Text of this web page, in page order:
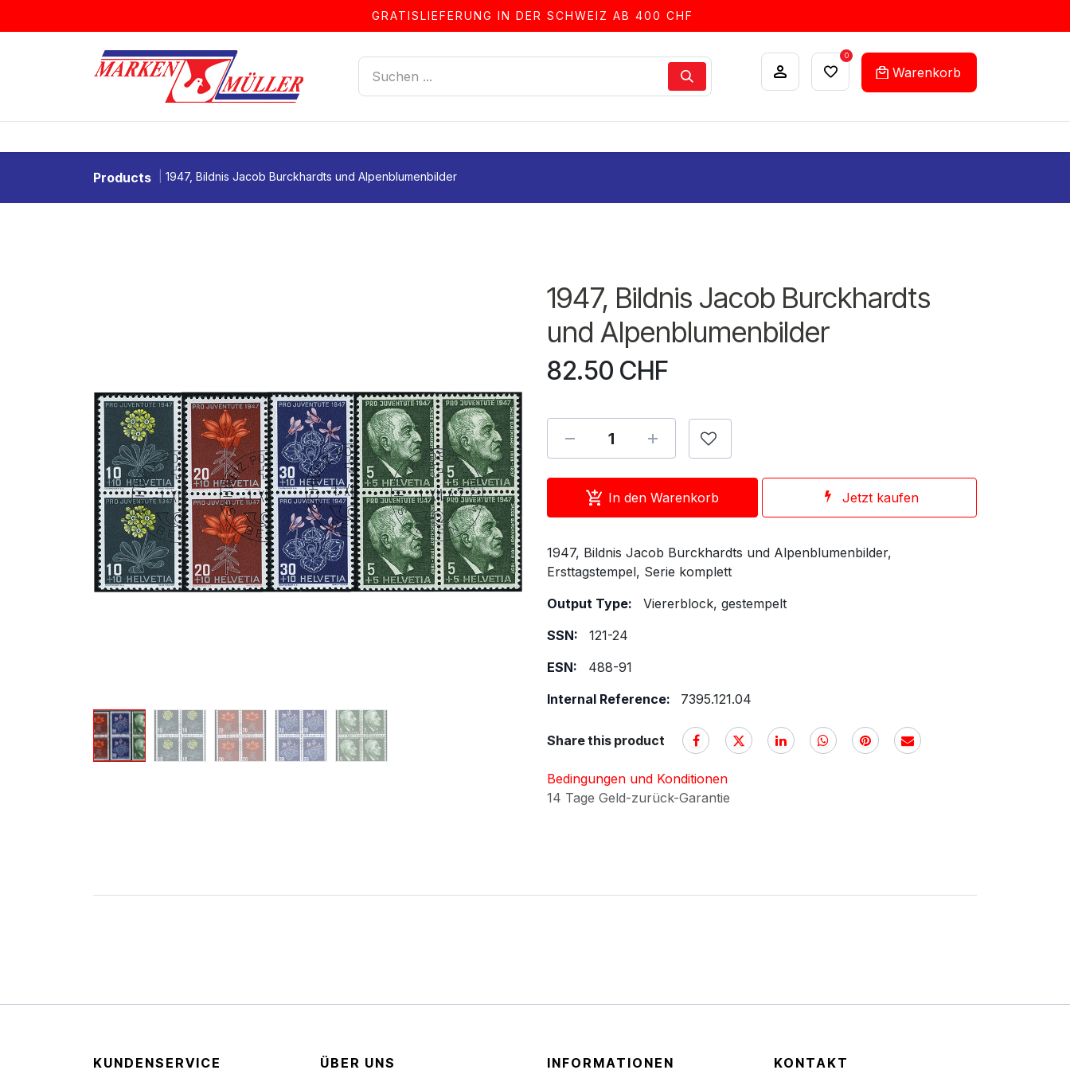
GRATISLIEFERUNG IN DER SCHWEIZ AB 400 CHF
0
Warenkorb
Products 1947, Bildnis Jacob Burckhardts und Alpenblumenbilder
1947, Bildnis Jacob Burckhardts
und Alpenblumenbilder
82.50 CHF
In den Warenkorb Jetzt kaufen
1947, Bildnis Jacob Burckhardts und Alpenblumenbilder,
Ersttagstempel, Serie komplett
Output Type:
Viererblock, gestempelt
SSN:
121-24
ESN:
488-91
Internal Reference:
7395.121.04
Share this product
Bedingungen und Konditionen
14 Tage Geld-zurück-Garantie
KUNDENSERVICE ÜBER UNS INFORMATIONEN KONTAKT